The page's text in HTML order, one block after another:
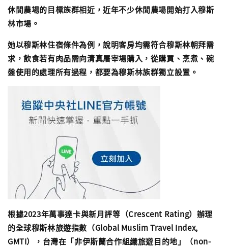
休閒農場的目標族群相近，近年不少休閒農場開始打入穆斯
林市場。
她以穆斯林住宿條件為例，說明客房均需符合穆斯林朝拜需
求，飲食若有肉品需向清真屠宰場購入，從購買、烹煮、碗
盤使用的處理所有過程，都要為穆斯林族群獨立設置。
根據2023年萬事達卡與新月評等（Crescent Rating）辦理
的全球穆斯林旅遊指數（Global Muslim Travel Index,
GMTI），台灣在「非伊斯蘭合作組織旅遊目的地」（non-